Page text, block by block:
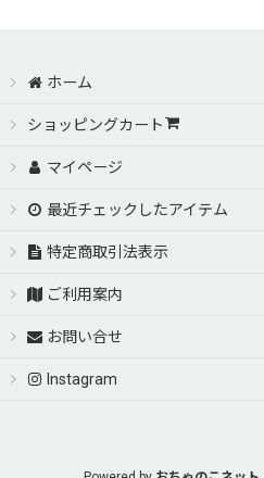
ホーム
ショッピングカート
マイページ
最近チェックしたアイテム
特定商取引法表示
ご利用案内
お問い合せ
Instagram